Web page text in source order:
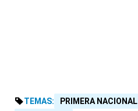
TEMAS: PRIMERA NACIONAL